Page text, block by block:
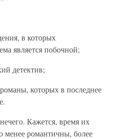
в которых
является побочной;
детектив;
которых в последнее
Кажется, время их
менее романтичны, более